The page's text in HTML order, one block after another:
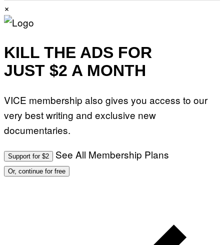
×
KILL THE ADS FOR
JUST $2 A MONTH
VICE membership also gives you access to our
very best writing and exclusive new
documentaries.
Support for $2 See All Membership Plans
Or, continue for free